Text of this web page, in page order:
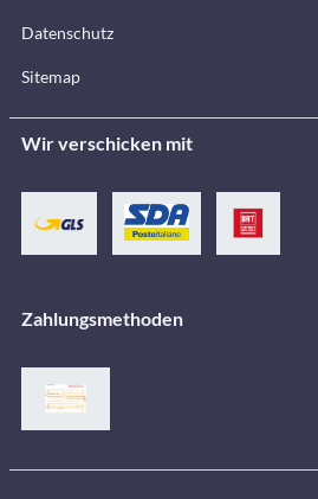
Datenschutz
Sitemap
Wir verschicken mit
Zahlungsmethoden